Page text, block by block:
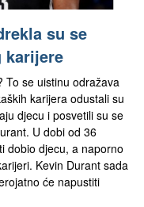
su se
karijere
To se uistinu odražava
karijera odustali su
djecu i posvetili su se
U dobi od 36
dobio djecu, a naporno
Kevin Durant sada
će napustiti